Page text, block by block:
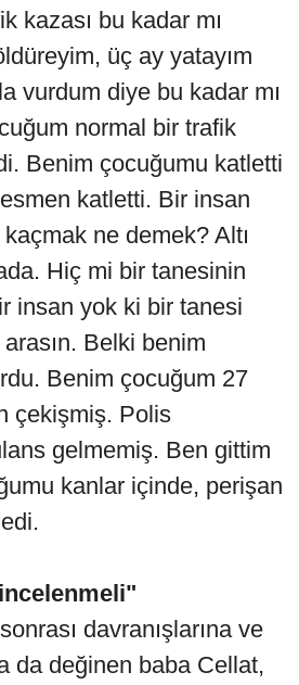
kazası bu kadar mı
üç ay yatayım
vurdum diye bu kadar mı
normal bir trafik
Benim çocuğumu katletti
katletti. Bir insan
kaçmak ne demek? Altı
Hiç mi bir tanesinin
insan yok ki bir tanesi
Belki benim
Benim çocuğum 27
çekişmiş. Polis
gelmemiş. Ben gittim
kanlar içinde, perişan
davranışlarına ve
da değinen baba Cellat,